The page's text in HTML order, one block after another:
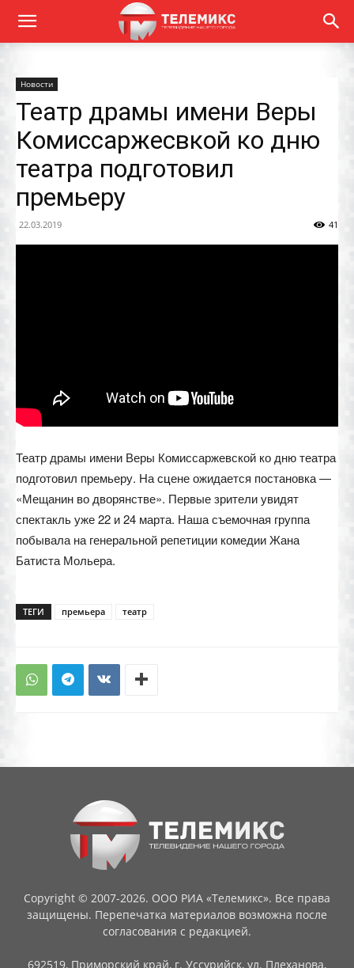
Новости
Театр драмы имени Веры
Комиссаржесвкой ко дню
театра подготовил
премьеру
22.03.2019 41
Театр драмы имени Веры Комиссаржевской ко дню театра
подготовил премьеру. На сцене ожидается постановка —
«Мещанин во дворянстве». Первые зрители увидят
спектакль уже 22 и 24 марта. Наша съемочная группа
побывала на генеральной репетиции комедии Жана
Батиста Мольера.
ТЕГИ премьера театр
Copyright © 2007-2026. ООО РИА «Телемикс». Все права
защищены. Перепечатка материалов возможна после
согласования с редакцией.
692519, Приморский край, г. Уссурийск, ул. Плеханова,